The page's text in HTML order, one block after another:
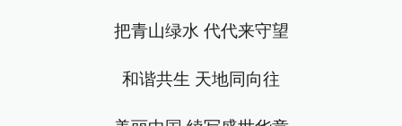
把青山绿水 代代来守望
和谐共生 天地同向往